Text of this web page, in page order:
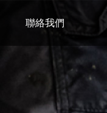
聯絡我們